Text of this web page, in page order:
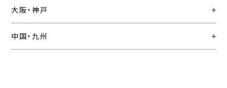
大阪・神戸
中国・九州